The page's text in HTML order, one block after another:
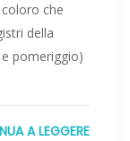
che
della
pomeriggio)
A LEGGERE